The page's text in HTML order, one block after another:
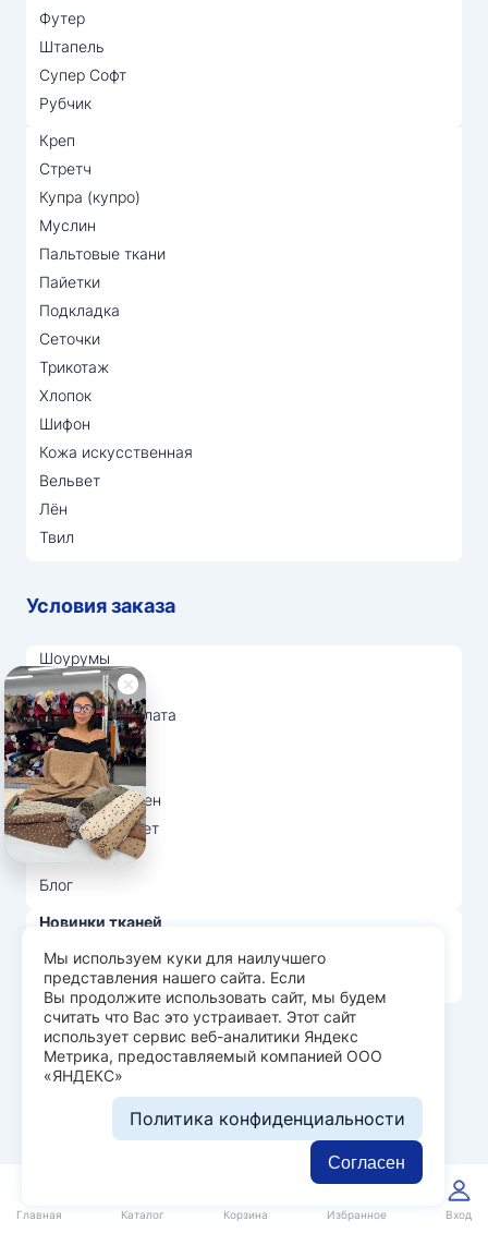
Главная Каталог Корзина Избранное Вход
Футер
Штапель
Супер Софт
Рубчик
Креп
Стретч
Купра (купро)
Муслин
Пальтовые ткани
Пайетки
Подкладка
Сеточки
Трикотаж
Хлопок
Шифон
Кожа искусственная
Вельвет
Лён
Твил
Условия заказа
Шоурумы
Отзывы
Доставка и оплата
О нас
Вопрос-ответ
Возврат и обмен
Личный кабинет
Ткани оптом
Блог
Новинки тканей
Распродажа тканей
Лидеры продаж
© Арт Текс — продажа тканей оптом, 2026
Пользовательское соглашение
Политика конфиденциальности
Разработка сайта —
Мы используем куки для наилучшего
представления нашего сайта. Если
Вы продолжите использовать сайт, мы будем
считать что Вас это устраивает. Этот сайт
использует сервис веб-аналитики Яндекс
Метрика, предоставляемый компанией ООО
«ЯНДЕКС»
Политика конфиденциальности
Согласен